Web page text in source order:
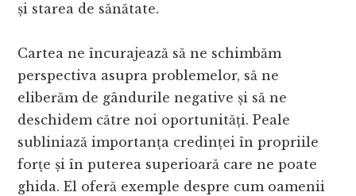
și starea de sănătate.
Cartea ne încurajează să ne schimbăm
perspectiva asupra problemelor, să ne
eliberăm de gândurile negative și să ne
deschidem către noi oportunități. Peale
subliniază importanța credinței în propriile
forțe și în puterea superioară care ne poate
ghida. El oferă exemple despre cum oamenii